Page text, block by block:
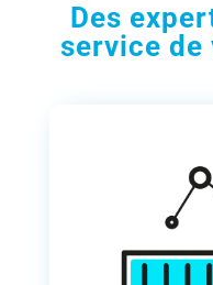
Des
service